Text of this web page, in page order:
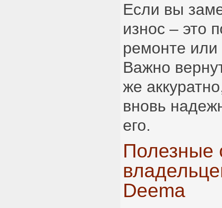
Если вы
износ – это
ремонте
Важно
же
вновь
его.
Полезные
Deema